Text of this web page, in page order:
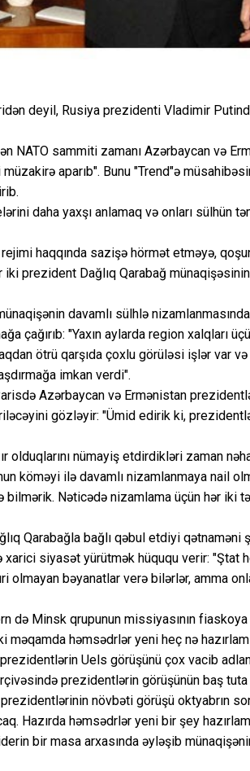
deyil, Rusiya prezidenti Vladimir
NATO sammiti zamanı Azərbaycan və
aparıb". Bunu "Trend"ə
daha yaxşı anlamaq və onları sülhün
haqqında sazişə hörmət etməyə,
iki prezident Dağlıq Qarabağ
davamlı sülhlə
çağırıb: "Yaxın aylarda region xalqları
ötrü qarşıda çoxlu görüləsi işlər var
imkan verdi".
Azərbaycan və Ermənistan
gözləyir: "Ümid edirik ki,
olduqlarını nümayiş etdirdikləri zaman
köməyi ilə davamlı nizamlanmaya nail
Nəticədə nizamlama üçün hər iki
Qarabağla bağlı qəbul etdiyi qətnaməni
siyasət yürütmək hüququ verir: "Ştat
olmayan bəyanatlar verə bilərlər, amma
də Minsk qrupunun missiyasının fiaskoya
məqamda həmsədrlər yeni heç nə
Uels görüşünü çox vacib
prezidentlərin görüşünün baş
növbəti görüşü oktyabrın
Hazırda həmsədrlər yeni bir şey
bir masa arxasında əyləşib